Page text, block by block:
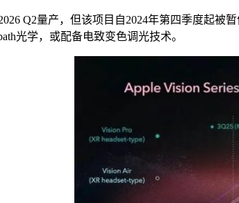
Q2量产，但该项目自2024年第四季度起被
光学，或配备电致变色调光技术。